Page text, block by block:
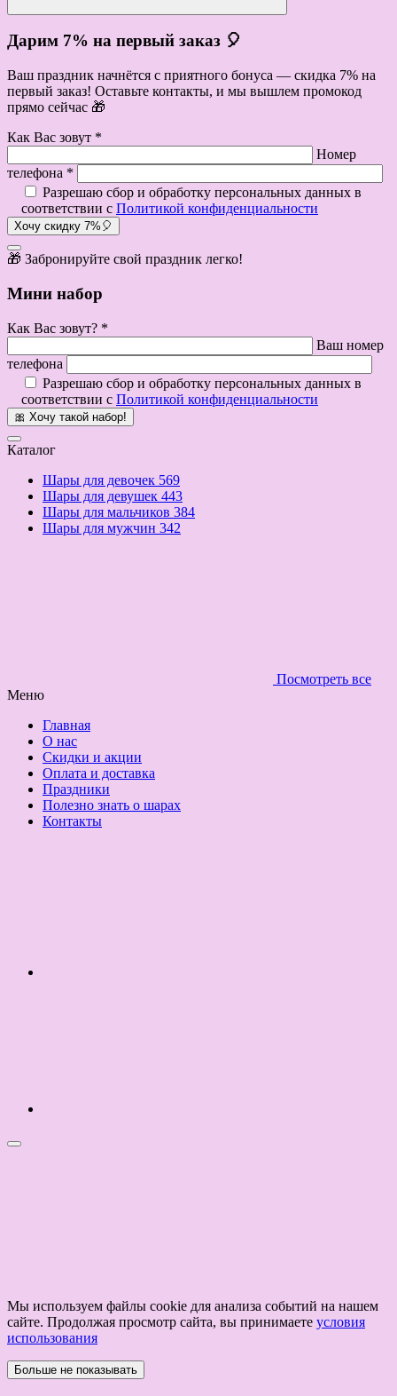
Дарим 7% на первый заказ 🎈
Ваш праздник начнётся с приятного бонуса — скидка 7% на
первый заказ! Оставьте контакты, и мы вышлем промокод
прямо сейчас 🎁
Как Вас зовут *
Номер
телефона *
Разрешаю сбор и обработку персональных данных в
соответствии с Политикой конфиденциальности
Хочу скидку 7%🎈
🎁 Забронируйте свой праздник легко!
Мини набор
Как Вас зовут? *
Ваш номер
телефона
Разрешаю сбор и обработку персональных данных в
соответствии с Политикой конфиденциальности
🎀 Хочу такой набор!
Каталог
Шары для девочек 569
Шары для девушек 443
Шары для мальчиков 384
Шары для мужчин 342
Посмотреть все
Меню
Главная
О нас
Скидки и акции
Оплата и доставка
Праздники
Полезно знать о шарах
Контакты
Мы используем файлы cookie для анализа событий на нашем
сайте. Продолжая просмотр сайта, вы принимаете условия
использования
Больше не показывать